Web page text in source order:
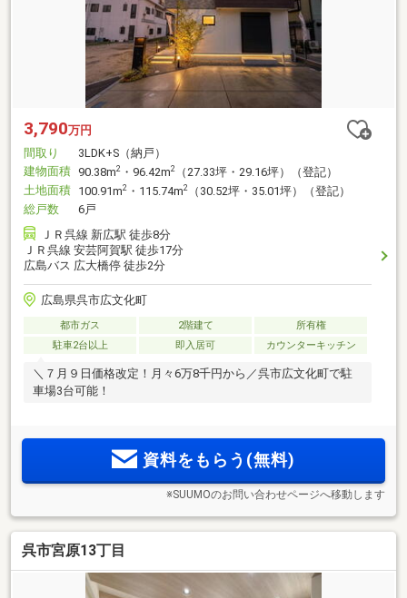
3,790万円
間取り
3LDK+S（納戸）
建物面積 90.38m2 ・96.42m2
（27.33坪・29.16坪）（登記）
土地面積 100.91m2 ・115.74m2
（30.52坪・35.01坪）（登記）
総戸数
6戸
ＪＲ呉線 新広駅 徒歩8分
ＪＲ呉線 安芸阿賀駅 徒歩17分
広島バス 広大橋停 徒歩2分
広島県呉市広文化町
都市ガス 2階建て
所有権
駐車2台以上
即入居可 カウンターキッチン
＼７月９日価格改定！月々6万8千円から／呉市広文化町で駐
車場3台可能！
資料をもらう(無料)
※SUUMOのお問い合わせページへ移動します
呉市宮原13丁目